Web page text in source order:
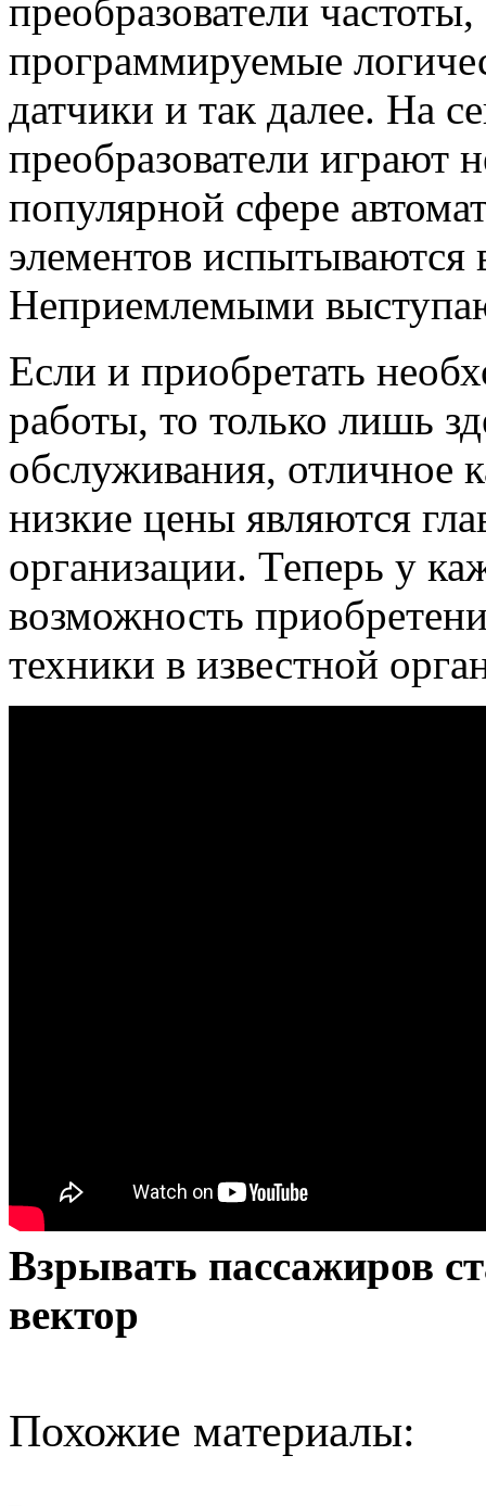
преобразователи
программируемые
датчики и так далее. На
преобразователи играют
популярной сфере
элементов
Неприемлемыми
Если и приобретать
работы, то только лишь
обслуживания, отличное
низкие цены являются
организации. Теперь у
возможность
техники в известной
Взрывать пассажиров
вектор
Похожие материалы: